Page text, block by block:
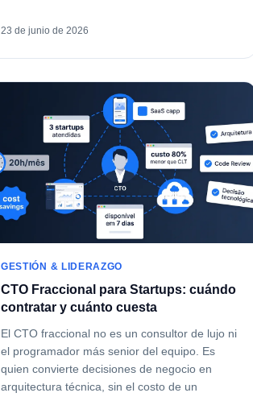
23 de junio de 2026
GESTIÓN & LIDERAZGO
CTO Fraccional para Startups: cuándo
contratar y cuánto cuesta
El CTO fraccional no es un consultor de lujo ni
el programador más senior del equipo. Es
quien convierte decisiones de negocio en
arquitectura técnica, sin el costo de un